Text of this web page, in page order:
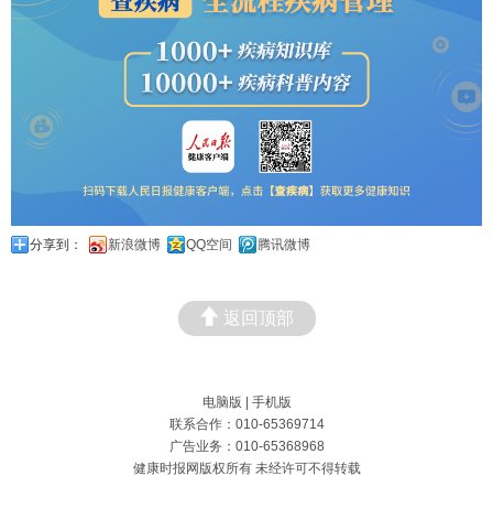
分享到： 新浪微博 QQ空间 腾讯微博
返回顶部
电脑版
手机版
联系合作：010-65369714
广告业务：010-65368968
健康时报网版权所有 未经许可不得转载